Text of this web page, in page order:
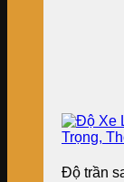
Độ trần